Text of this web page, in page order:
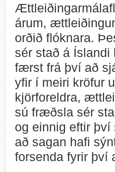
árum,
orðið flóknara.
sér stað á Íslandi
færst frá því að
yfir í meiri kröfur
kjörforeldra,
sú fræðsla sér
og einnig eftir
að sagan hafi
forsenda fyrir því